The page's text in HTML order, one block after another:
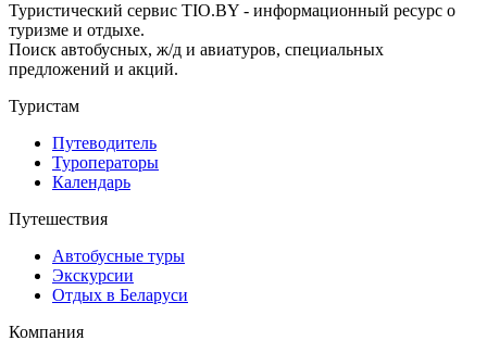
Туристический сервис TIO.BY - информационный ресурс о
туризме и отдыхе.
Поиск автобусных, ж/д и авиатуров, специальных
предложений и акций.
Туристам
Путеводитель
Туроператоры
Календарь
Путешествия
Автобусные туры
Экскурсии
Отдых в Беларуси
Компания